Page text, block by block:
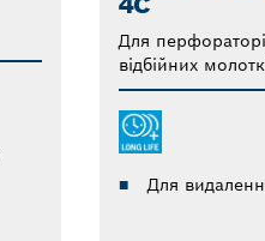
Для
відбійних
Для